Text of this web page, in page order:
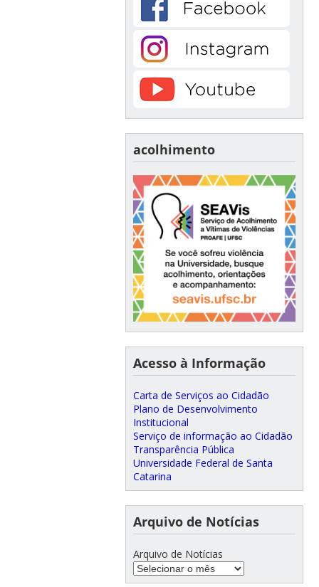
acolhimento
Acesso à Informação
Carta de Serviços ao Cidadão
Plano de Desenvolvimento
Institucional
Serviço de informação ao Cidadão
Transparência Pública
Universidade Federal de Santa
Catarina
Arquivo de Notícias
Arquivo de Notícias